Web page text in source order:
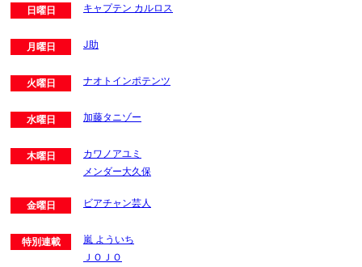
日曜日 キャプテン カルロス
月曜日 J助
火曜日 ナオトインポテンツ
水曜日 加藤タニゾー
木曜日
カワノアユミ
メンダー大久保
金曜日 ビアチャン芸人
特別連載
嵐 よういち
ＪＯＪＯ